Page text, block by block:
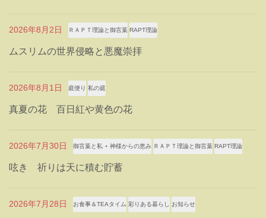
2026年8月2日 ＲＡＰＴ理論と御言葉 RAPT理論
ムスリムの世界侵略と悪魔崇拝
2026年8月1日 庭便り 私の庭
真夏の花 百日紅や黄色の花
2026年7月30日 御言葉と私 ⋆ 神様からの恵み ＲＡＰＴ理論と御言葉 RAPT理論
呟き 祈りは天に積む貯蓄
2026年7月28日 お食事＆TEAタイム 彩りある暮らし お知らせ